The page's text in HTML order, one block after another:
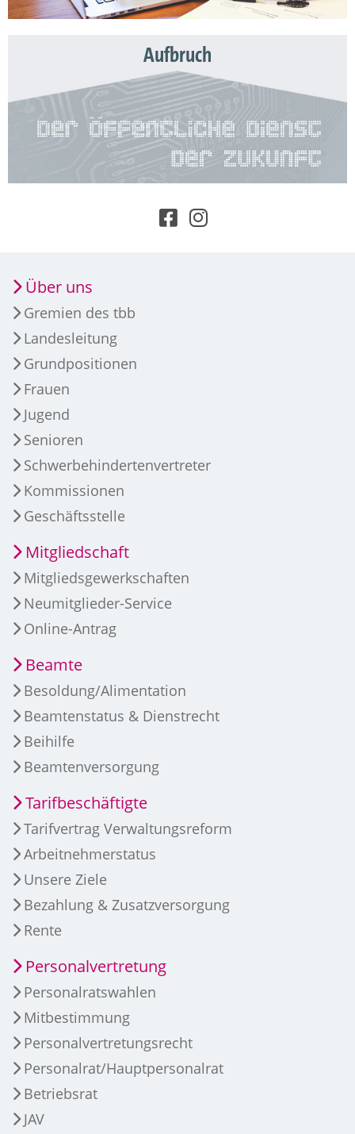
Aufbruch
Über uns
Gremien des tbb
Landesleitung
Grundpositionen
Frauen
Jugend
Senioren
Schwerbehindertenvertreter
Kommissionen
Geschäftsstelle
Mitgliedschaft
Mitgliedsgewerkschaften
Neumitglieder-Service
Online-Antrag
Beamte
Besoldung/Alimentation
Beamtenstatus & Dienstrecht
Beihilfe
Beamtenversorgung
Tarifbeschäftigte
Tarifvertrag Verwaltungsreform
Arbeitnehmerstatus
Unsere Ziele
Bezahlung & Zusatzversorgung
Rente
Personalvertretung
Personalratswahlen
Mitbestimmung
Personalvertretungsrecht
Personalrat/Hauptpersonalrat
Betriebsrat
JAV